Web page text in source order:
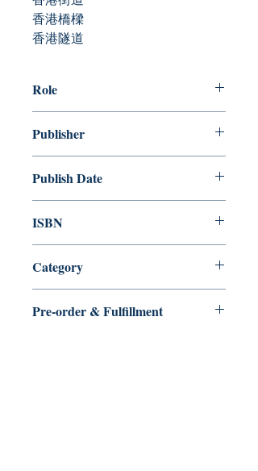
香港橋樑
香港隧道
Role
Museum
Publisher
Publish Date
ISBN
Category
Pre-order & Fulfillment